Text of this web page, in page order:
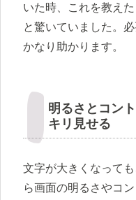
いた時、これを教え
と驚いていました。
かなり助かります。
明るさとコン
キリ見せる
文字が大きくなって
ら画面の明るさやコ